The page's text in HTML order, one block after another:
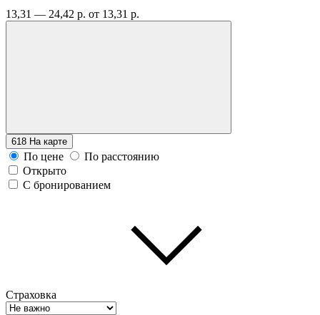
13,31 — 24,42 р. от 13,31 р.
618 На карте
По цене
По расстоянию
Открыто
С бронированием
Страховка